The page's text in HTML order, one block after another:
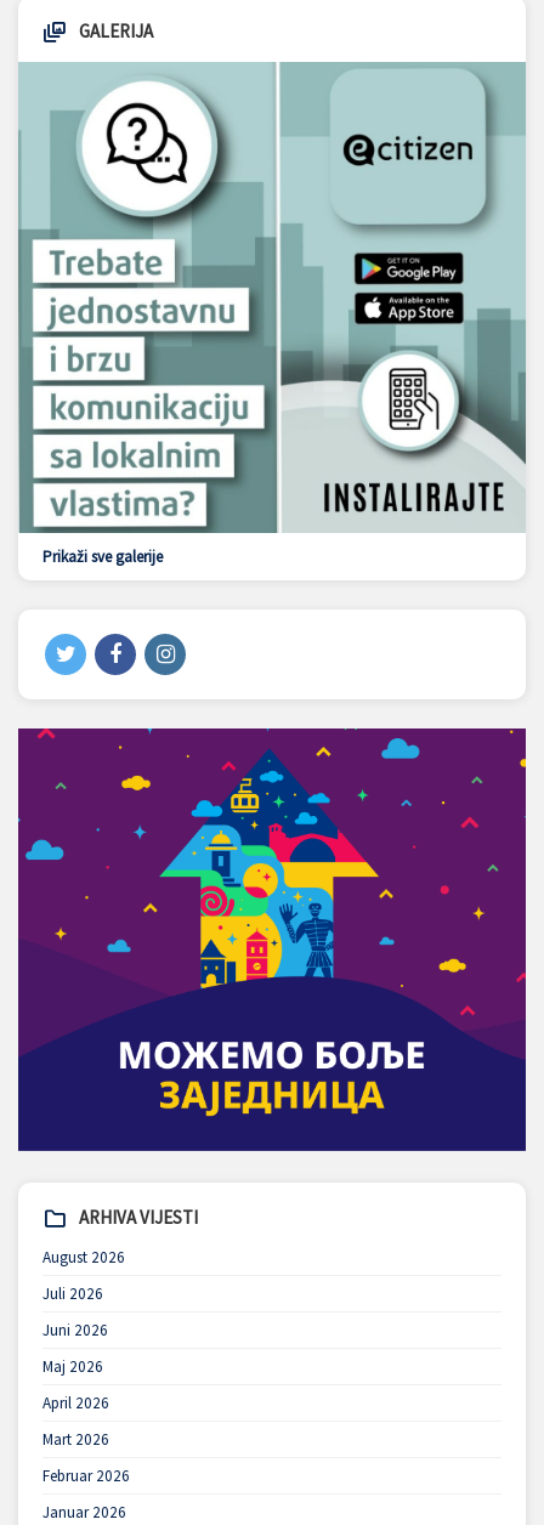
GALERIJA
Prikaži sve galerije
ARHIVA VIJESTI
August 2026
Juli 2026
Juni 2026
Maj 2026
April 2026
Mart 2026
Februar 2026
Januar 2026